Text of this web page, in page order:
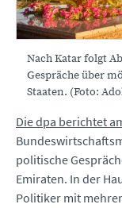
Nach Katar folgt
Gespräche über
Staaten. (Foto:
Die dpa berichtet
politische
Emiraten. In der
Politiker mit